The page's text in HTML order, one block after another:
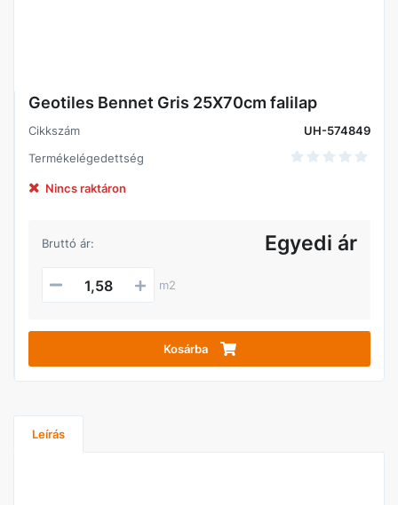
Geotiles Bennet Gris 25X70cm falilap
Cikkszám
UH-574849
Termékelégedettség
Nincs raktáron
Bruttó ár: Egyedi ár
m2
Kosárba
Leírás